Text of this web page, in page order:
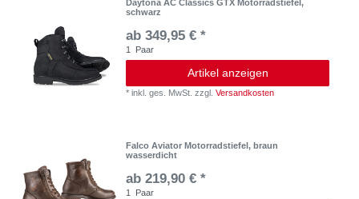
Daytona AC Classics GTX Motorradstiefel,
schwarz
ab 349,95 € *
1 Paar
Artikel anzeigen
*inkl. ges. MwSt. zzgl.Versandkosten
Falco Aviator Motorradstiefel, braun
wasserdicht
ab 219,90 € *
1 Paar